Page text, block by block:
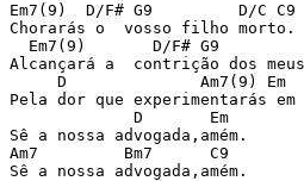
Em7(9)  D/F# G9         D/C C9
Chorarás o  vosso filho morto.
Em7(9)       D/F# G9
Alcançará a  contrição dos
D              Am7(9) Em
Pela dor que experimentarás
             D       Em
Sê a nossa advogada,amém.
Am7         Bm7      C9
Sê a nossa advogada,amém.